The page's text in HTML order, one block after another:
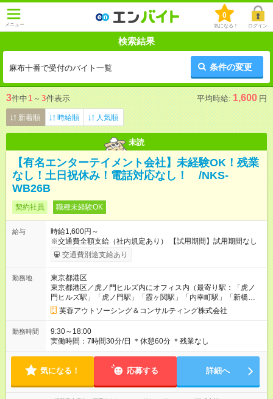
メニュー
0
気になる！ ログイン
検索結果
麻布十番で受付のバイト一覧 条件の変更
3件中1 ～ 3件表示 平均時給: 1,600 円
新着順 時給順 人気順
未読
【有名エンターテイメント会社】未経験OK！残業
なし！土日祝休み！電話対応なし！ /NKS-
WB26B
契約社員 職種未経験OK
給与
時給1,600円～
※交通費全額支給（社内規定あり） 【試用期間】試用期間なし
交通費別途支給あり
勤務地
東京都港区
東京都港区／虎ノ門ヒルズ内にオフィス内（最寄り駅：「虎ノ
門ヒルズ駅」「虎ノ門駅」「霞ヶ関駅」「内幸町駅」「新橋
駅」）
芙蓉アウトソーシング＆コンサルティング株式会社
勤務時間
9:30～18:00
実働時間：7時間30分/日 ＊休憩60分 ＊残業なし
気になる！ 応募する 詳細へ